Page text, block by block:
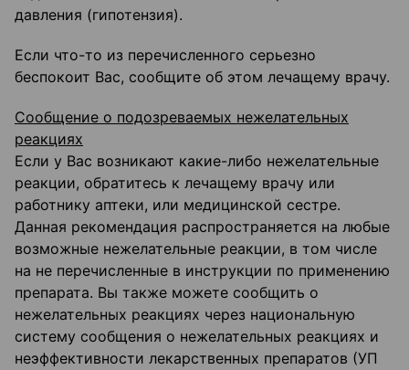
давления (гипотензия).
Если что-то из перечисленного серьезно
беспокоит Вас, сообщите об этом лечащему врачу.
Сообщение о подозреваемых нежелательных
реакциях
Если у Вас возникают какие-либо нежелательные
реакции, обратитесь к лечащему врачу или
работнику аптеки, или медицинской сестре.
Данная рекомендация распространяется на любые
возможные нежелательные реакции, в том числе
на не перечисленные в инструкции по применению
препарата. Вы также можете сообщить о
нежелательных реакциях через национальную
систему сообщения о нежелательных реакциях и
неэффективности лекарственных препаратов (УП